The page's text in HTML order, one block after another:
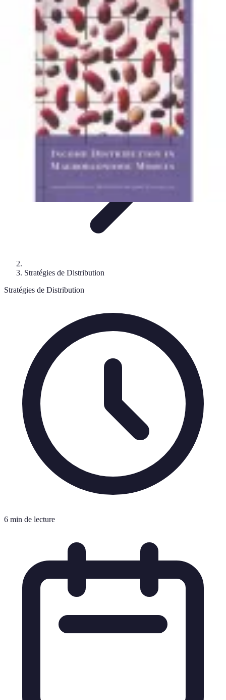
Sport Distribution
Stratégies de distributionLogistique et Chaîne
d'ApprovisionnementStratégies Marketing TendancesStratégies de
Sport Distribution
Stratégies de Distribution
Stratégies de Distribution
6 min de lecture